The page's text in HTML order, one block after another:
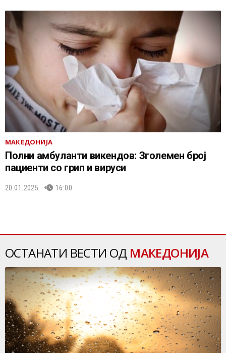
МАКЕДОНИЈА
Полни амбуланти викендов: Зголемен број
пациенти со грип и вируси
20.01.2025. 16:00
ОСТАНАТИ ВЕСТИ ОД МАКЕДОНИЈА